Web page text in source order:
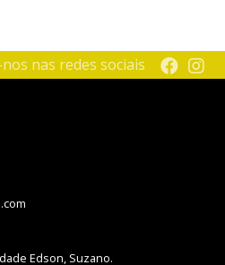
nas redes sociais
Edson, Suzano.